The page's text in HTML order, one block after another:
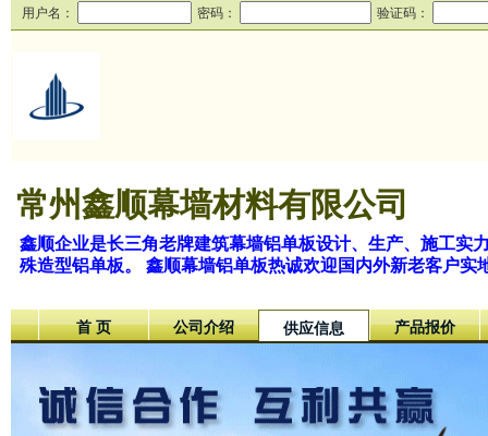
用户名： 密码： 验证码：
常州鑫顺幕墙材料有限公司
鑫顺企业是长三角老牌建筑幕墙铝单板设计、生产、施工实
殊造型铝单板。 鑫顺幕墙铝单板热诚欢迎国内外新老客户实
首 页 公司介绍 供应信息 产品报价